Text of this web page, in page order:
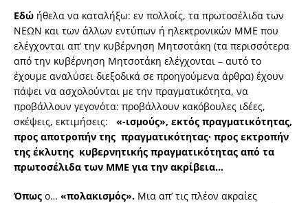
Εδώ ήθελα να καταλήξω: εν πολλοίς, τα πρωτοσέλιδα των
ΝΕΩΝ και των άλλων εντύπων ή ηλεκτρονικών ΜΜΕ που
ελέγχονται απ’ την κυβέρνηση Μητσοτάκη (τα περισσότερα
από την κυβέρνηση Μητσοτάκη ελέγχονται – αυτό το
έχουμε αναλύσει διεξοδικά σε προηγούμενα άρθρα) έχουν
πάψει να ασχολούνται με την πραγματικότητα, να
προβάλλουν γεγονότα: προβάλλουν κακόβουλες ιδέες,
σκέψεις, εκτιμήσεις: «-ισμούς», εκτός πραγματικότητας,
προς αποτροπήν της πραγματικότητας∙ προς εκτροπήν
της έκλυτης κυβερνητικής πραγματικότητας από τα
πρωτοσέλιδα των ΜΜΕ για την ακρίβεια…
Όπως ο… «πολακισμός». Μια απ’ τις πλέον ακραίες